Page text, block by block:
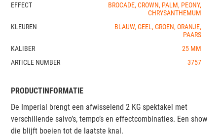
EFFECT
BROCADE, CROWN, PALM, PEONY,
CHRYSANTHEMUM
KLEUREN
BLAUW, GEEL, GROEN, ORANJE,
PAARS
KALIBER
25 MM
ARTICLE NUMBER
3757
PRODUCTINFORMATIE
De Imperial brengt een afwisselend 2 KG spektakel met
verschillende salvo’s, tempo’s en effectcombinaties. Een show
die blijft boeien tot de laatste knal.